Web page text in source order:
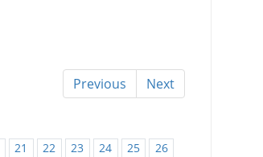
Previous Next
21 22 23 24 25
26